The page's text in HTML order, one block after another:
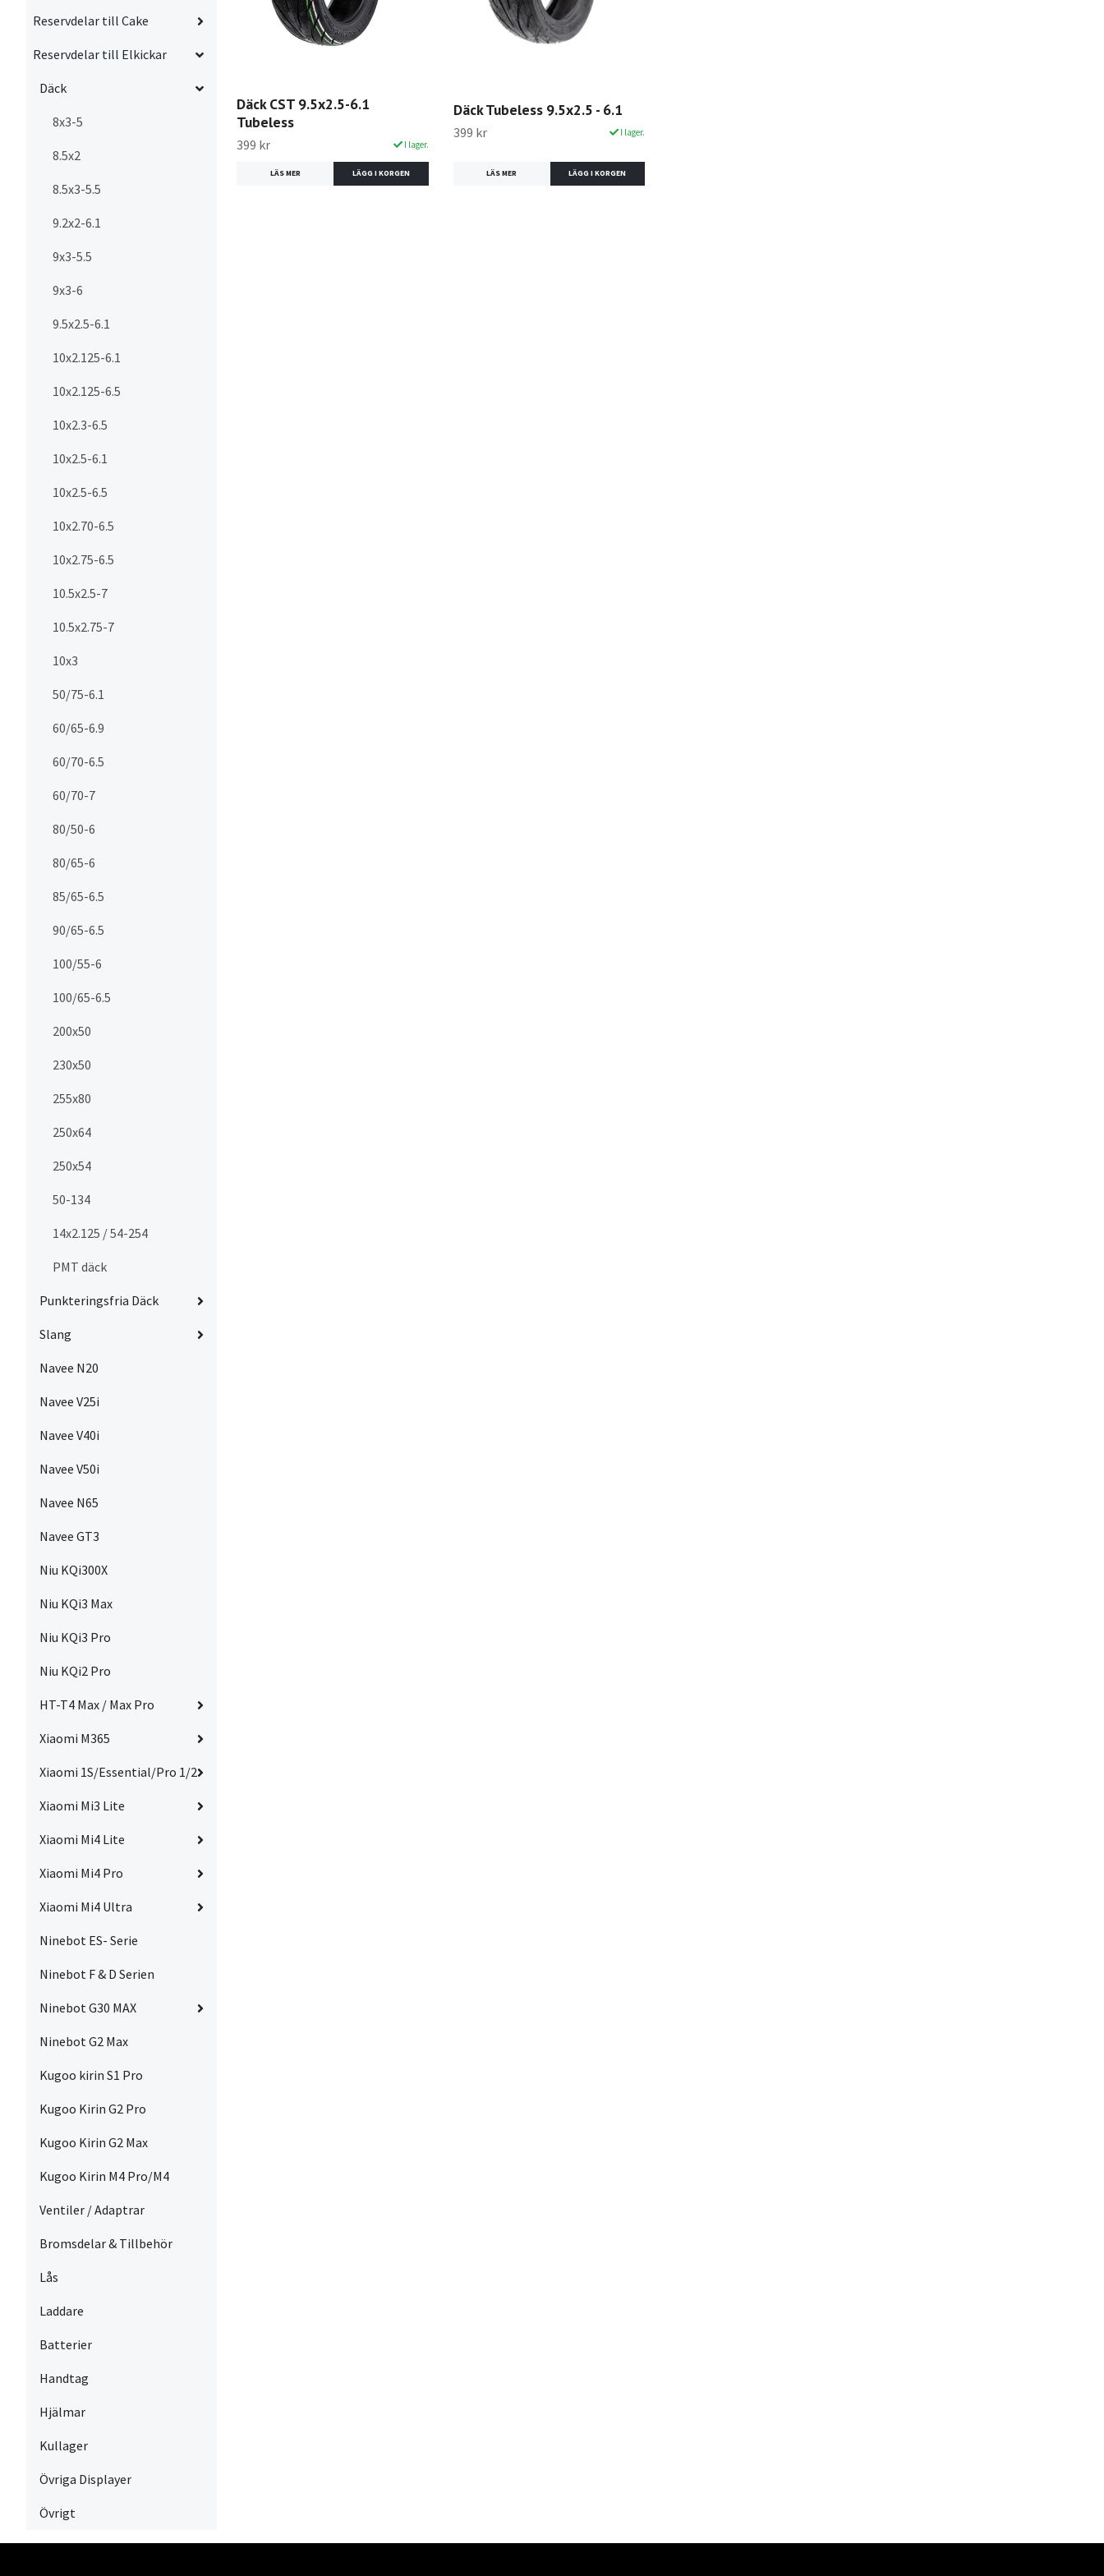
Reservdelar till Cake
Reservdelar till Elkickar
Däck
8x3-5
8.5x2
8.5x3-5.5
9.2x2-6.1
9x3-5.5
9x3-6
9.5x2.5-6.1
10x2.125-6.1
10x2.125-6.5
10x2.3-6.5
10x2.5-6.1
10x2.5-6.5
10x2.70-6.5
10x2.75-6.5
10.5x2.5-7
10.5x2.75-7
10x3
50/75-6.1
60/65-6.9
60/70-6.5
60/70-7
80/50-6
80/65-6
85/65-6.5
90/65-6.5
100/55-6
100/65-6.5
200x50
230x50
255x80
250x64
250x54
50-134
14x2.125 / 54-254
PMT däck
Punkteringsfria Däck
Slang
Navee N20
Navee V25i
Navee V40i
Navee V50i
Navee N65
Navee GT3
Niu KQi300X
Niu KQi3 Max
Niu KQi3 Pro
Niu KQi2 Pro
HT-T4 Max / Max Pro
Xiaomi M365
Xiaomi 1S/Essential/Pro 1/2
Xiaomi Mi3 Lite
Xiaomi Mi4 Lite
Xiaomi Mi4 Pro
Xiaomi Mi4 Ultra
Ninebot ES- Serie
Ninebot F & D Serien
Ninebot G30 MAX
Ninebot G2 Max
Kugoo kirin S1 Pro
Kugoo Kirin G2 Pro
Kugoo Kirin G2 Max
Kugoo Kirin M4 Pro/M4
Ventiler / Adaptrar
Bromsdelar & Tillbehör
Lås
Laddare
Batterier
Handtag
Hjälmar
Kullager
Övriga Displayer
Övrigt
Däck CST 9.5x2.5-6.1
Tubeless
399 kr I lager.
LÄS MER
Däck Tubeless 9.5x2.5 - 6.1
399 kr I lager.
LÄS MER